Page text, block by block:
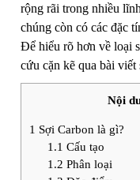
rộng rãi trong nhiều
chúng còn có các đặc
Để hiểu rõ hơn về loại
cứu cặn kẽ qua bài viết
Nội
1 Sợi Carbon là gì?
1.1 Cấu tạo
1.2 Phân loại